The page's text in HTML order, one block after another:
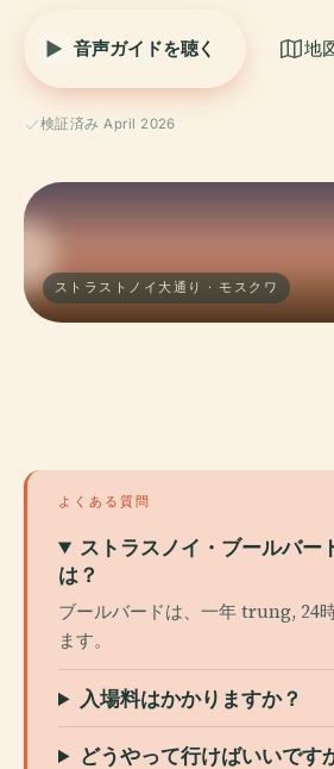
音声ガイドを聴く 地
検証済み April 2026
ストラストノイ大通り · モスクワ
よくある質問
ストラスノイ・ブールバー
は？
ブールバードは、一年 trung, 24
ます。
入場料はかかりますか？
どうやって行けばいいです